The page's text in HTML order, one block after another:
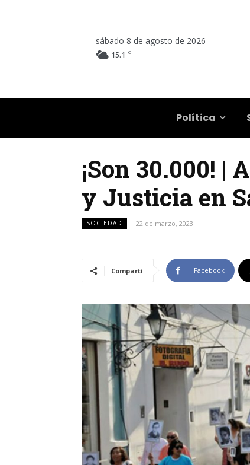
sábado 8 de agosto de 2026
15.1 C
Política
¡Son 30.000! |
y Justicia en
SOCIEDAD 22 de marzo, 2023
Compartí Facebook